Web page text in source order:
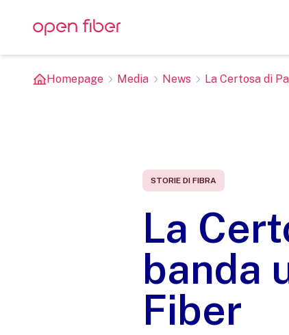
Homepage Media News La Certosa di
STORIE DI FIBRA
La
banda
Fiber